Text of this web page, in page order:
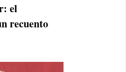
el
recuento